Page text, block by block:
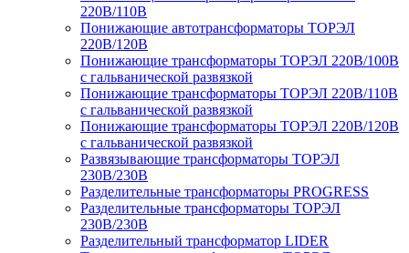
220В/110В
Понижающие автотрансформаторы ТОРЭЛ
220В/120В
Понижающие трансформаторы ТОРЭЛ 220В/100В
с гальванической развязкой
Понижающие трансформаторы ТОРЭЛ 220В/110В
с гальванической развязкой
Понижающие трансформаторы ТОРЭЛ 220В/120В
с гальванической развязкой
Развязывающие трансформаторы ТОРЭЛ
230В/230В
Разделительные трансформаторы PROGRESS
Разделительные трансформаторы ТОРЭЛ
230В/230В
Разделительный трансформатор LIDER